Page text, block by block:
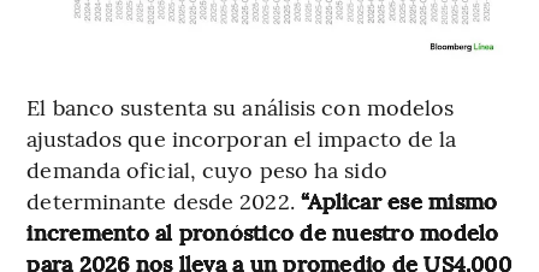
El banco sustenta su análisis con modelos
ajustados que incorporan el impacto de la
demanda oficial, cuyo peso ha sido
determinante desde 2022.“Aplicar ese mismo
incremento al pronóstico de nuestro modelo
para 2026 nos lleva a un promedio de US4.000